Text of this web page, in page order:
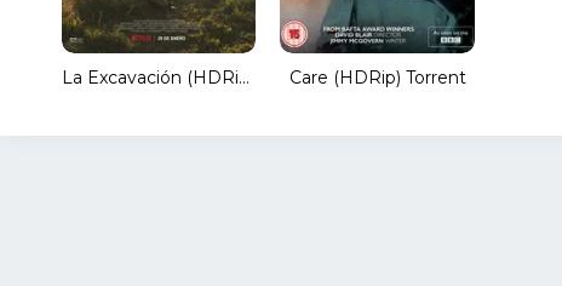
La Excavación (HDRip) Torrent Care (HDRip) Torrent